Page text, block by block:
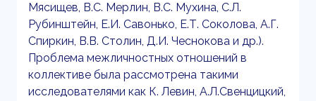
Мясищев, В.С. Мерлин, В.С. Мухина, С.Л.
Рубинштейн, Е.И. Савонько, Е.Т. Соколова, А.Г.
Спиркин, В.В. Столин, Д.И. Чеснокова и др.).
Проблема межличностных отношений в
коллективе была рассмотрена такими
исследователями как К. Левин, А.Л.Свенцицкий,